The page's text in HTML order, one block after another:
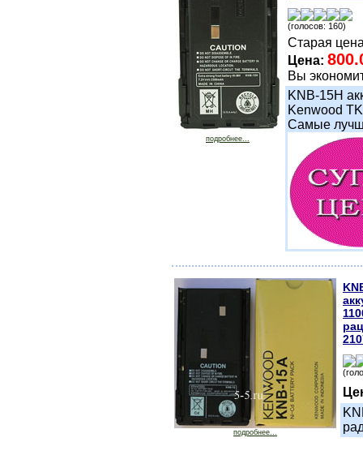
подробнее...
(голосов: 160)
Старая
Цена:
Вы
KNB-15H
Kenwood
Самые
подробнее...